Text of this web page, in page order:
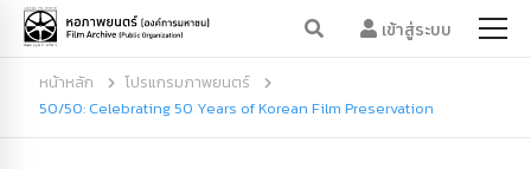
เข้าสู่ระบบ
หน้าหลัก
โปรแกรมภาพยนตร์
50/50: Celebrating 50 Years of Korean Film Preservation